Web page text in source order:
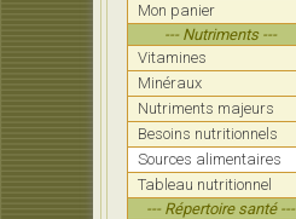
Mon panier
--- Nutriments ---
Vitamines
Minéraux
Nutriments majeurs
Besoins nutritionnels
Sources alimentaires
Tableau nutritionnel
--- Répertoire santé ---